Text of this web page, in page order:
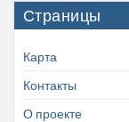
Страницы
Карта
Контакты
О проекте